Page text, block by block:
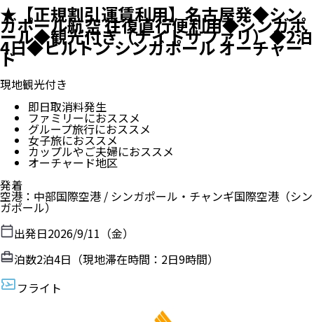
★【正規割引運賃利用】名古屋発◆シン
ガポール航空 往復直行便利用◆シンガポ
ール◆観光付き（ナイトサファリ）◆2泊
4日◆ヒルトン シンガポール オーチャー
ド
現地観光付き
即日取消料発生
ファミリーにおススメ
グループ旅行におススメ
女子旅におススメ
カップルやご夫婦におススメ
オーチャード地区
発着
空港 ： 中部国際空港 / シンガポール・チャンギ国際空港 （シン
ガポール）
出発日2026/9/11（金）
泊数2泊4日（現地滞在時間： 2日9時間）
フライト